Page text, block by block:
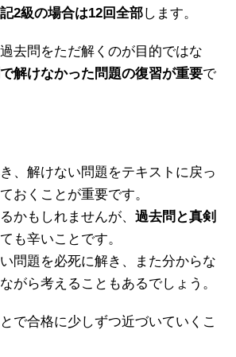
2級の場合は12回全部します。
去問をただ解くのが目的ではな
解けなかった問題の復習が重要で
、解けない問題をテキストに戻っ
おくことが重要です。
かもしれませんが、 過去問と真剣
も辛いことです。
問題を必死に解き、また分からな
がら考えることもあるでしょう。
で合格に少しずつ近づいていくこ